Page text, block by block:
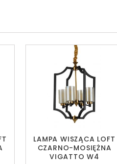
LAMPA WISZĄCA LOFT
CZARNO-MOSIĘŻNA
VIGATTO W4